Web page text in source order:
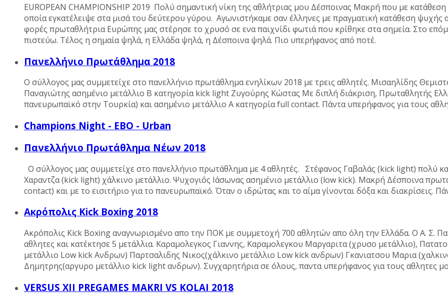
EUROPEAN CHAMPIONSHIP 2019 Πολύ σημαντική νίκη της αθλήτριας μου Δέσποινας Μακρή που με
οποία εγκατέλειψε στα μισά του δεύτερου γύρου. Αγωνιστήκαμε σαν έλληνες με πραγματική κατάθεση
φορές πρωταθλήτρια Ευρώπης μας στέρησε το χρυσό σε ενα παιχνίδι φωτιά που κρίθηκε στα σημεία. Στο
πιστεύω. Τέλος η σημαία ψηλά, η Ελλάδα ψηλά, η Δέσποινα ψηλά. Πιο υπερήφανος από ποτέ.
Πανελλήνιο Πρωτάθλημα 2018
Ο σύλλογος μας συμμετείχε στο πανελλήνιο πρωτάθλημα ενηλίκων 2018 με τρεις αθλητές. Μισαηλίδης
Παναγιώτης ασημένιο μετάλλιο B κατηγορία kick light Ζυγούρης Κώστας Με διπλή διάκριση, Πρωταθλητής
πανευρωπαϊκό στην Τουρκία) και ασημένιο μετάλλιο Α κατηγορία full contact. Πάντα υπερήφανος για τους
Champions Night - EBO - Urban
Πανελλήνιο Πρωτάθλημα Νέων 2018
Ο σύλλογος μας συμμετείχε στο πανελλήνιο πρωτάθλημα με 4 αθλητές. Στέφανος Γαβαλάς (kick light) πολύ
Χαραντζα (kick light) χάλκινο μετάλλιο. Ψυχογιός Ιάσωνας ασημένιο μετάλλιο (low kick). Μακρή Δέσποινα
contact) και με το εισιτήριο για το πανευρωπαϊκό. Όταν ο ιδρώτας και το αίμα γίνονται δόξα και
Ακρόπολις Kick Boxing 2018
Ακρόπολις Kick Boxing αναγνωρισμένο απο την ΠΟΚ με συμμετοχή 700 αθλητών απο όλη την Ελλάδα. Ο Α. Σ.
αθλητες και κατέκτησε 5 μετάλλια. Καραμολεγκος Γιαννης, Καραμολεγκου Μαργαριτα (χρυσο μετάλλιο),
μετάλλιο Low kick Ανδρων) Παρτσαλιδης Νικος(χάλκινο μετάλλιο Low kick ανδρων) Γκανιατσου Μαρια
Δημητρης(αργυρο μετάλλιο kick light ανδρων). Συγχαρητήρια σε όλους, παντα υπερήφανος για τους αθλητες
VERSUS XII PREGAMES MAKRI VS KOLAI 2018